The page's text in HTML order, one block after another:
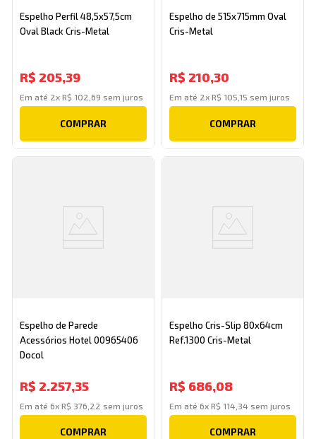
Espelho Perfil 48,5x57,5cm
Oval Black Cris-Metal
R$ 205,39
Em até 2xR$ 102 ,69 sem juros
COMPRAR
Espelho de 515x715mm Oval
Cris-Metal
R$ 210,30
Em até 2x R$ 105 15 sem juros
COMPRAR
Espelho de Parede
Acessórios Hotel 00965406
Docol
R$ 2.257,35
Em até6xR$ 376 22 sem juros
COMPRAR
Espelho Cris-Slip 80x64cm
Ref.1300 Cris-Metal
R$ 686,08
Em até 6x R$ 114 34 sem juros
COMPRAR